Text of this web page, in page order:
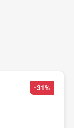
-31%